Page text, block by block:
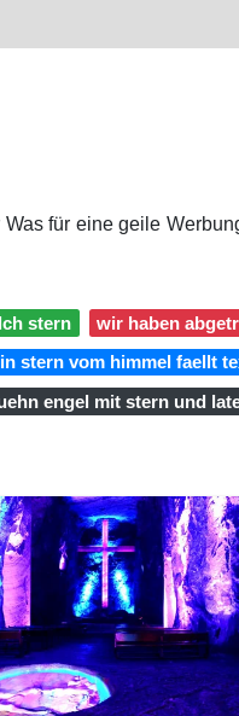
für eine geile
stern wir haben
stern vom himmel faellt
engel mit stern und